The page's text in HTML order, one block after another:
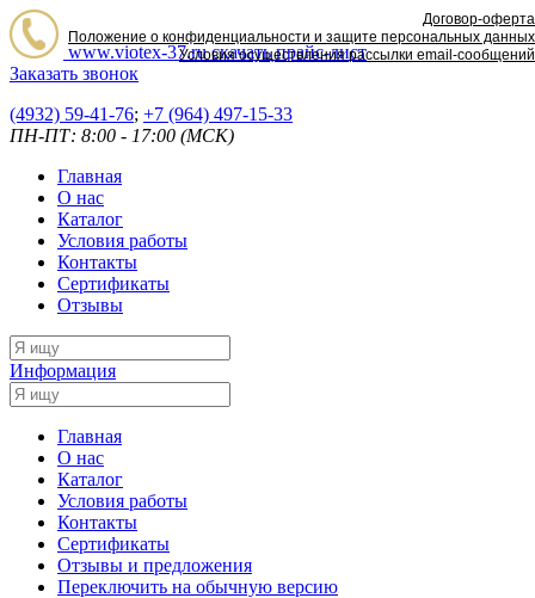
www.viotex-37.ruскачать прайс-лист
Заказать звонок
(4932) 59-41-76; +7 (964) 497-15-33
ПН-ПТ: 8:00 - 17:00 (МСК)
Главная
О нас
Каталог
Условия работы
Контакты
Сертификаты
Отзывы
Информация
Главная
О нас
Каталог
Условия работы
Контакты
Сертификаты
Отзывы и предложения
Переключить на обычную версию
Договор-оферта
Положение о конфиденциальности и защите персональных данных
Условия осуществления рассылки email-сообщений